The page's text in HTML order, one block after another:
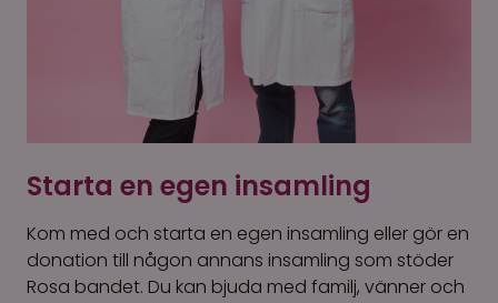
Starta en egen insamling
Kom med och starta en egen insamling eller gör en
donation till någon annans insamling som stöder
Rosa bandet. Du kan bjuda med familj, vänner och